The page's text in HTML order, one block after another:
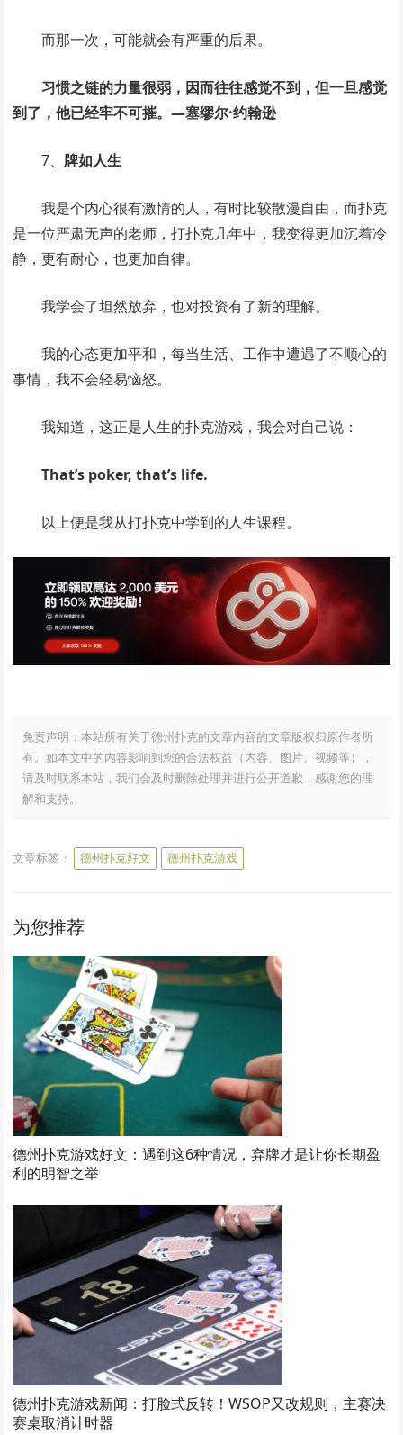
而那一次，可能就会有严重的后果。
习惯之链的力量很弱，因而往往感觉不到，但一旦感觉
到了，他已经牢不可摧。—塞缪尔·约翰逊
7、牌如人生
我是个内心很有激情的人，有时比较散漫自由，而扑克
是一位严肃无声的老师，打扑克几年中，我变得更加沉着冷
静，更有耐心，也更加自律。
我学会了坦然放弃，也对投资有了新的理解。
我的心态更加平和，每当生活、工作中遭遇了不顺心的
事情，我不会轻易恼怒。
我知道，这正是人生的扑克游戏，我会对自己说：
That’s poker, that’s life.
以上便是我从打扑克中学到的人生课程。
免责声明：本站所有关于德州扑克的文章内容的文章版权归原作者所
有。如本文中的内容影响到您的合法权益（内容、图片、视频等），
请及时联系本站，我们会及时删除处理并进行公开道歉，感谢您的理
解和支持。
文章标签： 德州扑克好文 德州扑克游戏
为您推荐
德州扑克游戏好文：遇到这6种情况，弃牌才是让你长期盈
利的明智之举
德州扑克游戏新闻：打脸式反转！WSOP又改规则，主赛决
赛桌取消计时器